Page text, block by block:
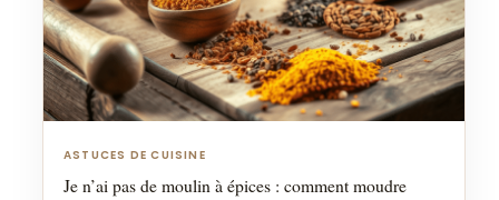
ASTUCES DE CUISINE
Je n’ai pas de moulin à épices : comment moudre